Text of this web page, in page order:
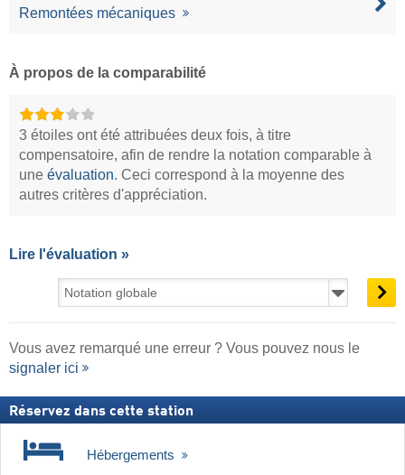
Remontées mécaniques
À propos de la comparabilité
3 étoiles ont été attribuées deux fois, à titre
compensatoire, afin de rendre la notation comparable à
uneévaluation. Ceci correspond à la moyenne des
autres critères d'appréciation.
Lire l'évaluation »
Vous avez remarqué une erreur ? Vous pouvez nous le
signaler ici
Réservez dans cette station
Hébergements